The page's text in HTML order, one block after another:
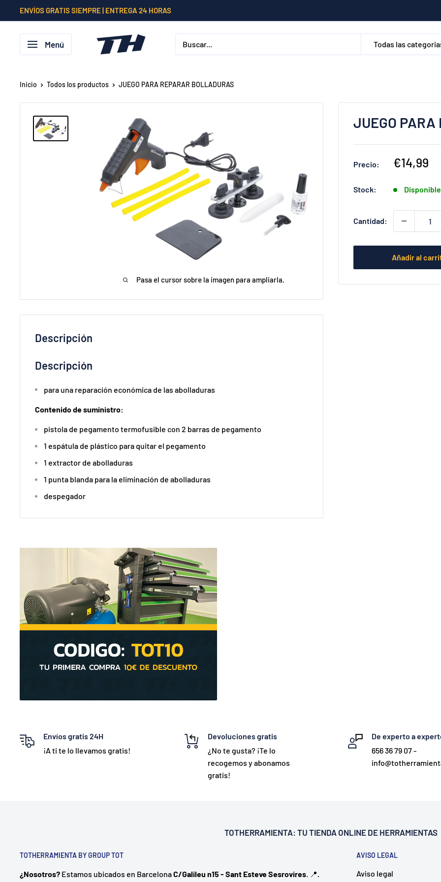
directamente
contenido
ENVÍOS GRATIS SIEMPRE | ENTREGA 24 HORAS
Menú Todas las
Inicio Todos los productos JUEGO PARA REPARAR BOLLADURAS
Pasa el cursor sobre la imagen para ampliarla.
JUEGO
Precio:
Precio
venta
€14,99
Stock: Disponible
Cantidad:
Añadir al
Descripción
Descripción
para una reparación económica de las abolladuras
Contenido de suministro:
pistola de pegamento termofusible con 2 barras de pegamento
1 espátula de plástico para quitar el pegamento
1 extractor de abolladuras
1 punta blanda para la eliminación de abolladuras
despegador
Envíos gratis 24H
¡A ti te lo llevamos gratis!
Devoluciones gratis
¿No te gusta? ¡Te lo
recogemos y abonamos
gratis!
De experto a
656 36 79 07 -
TOTHERRAMIENTA: TU TIENDA ONLINE DE HERRAMIENTAS
TOTHERRAMIENTA BY GROUP TOT
¿Nosotros? Estamos ubicados en BarcelonaC/Galileu n15 - Sant Esteve Sesrovires. 📍.
AVISO LEGAL
Aviso legal